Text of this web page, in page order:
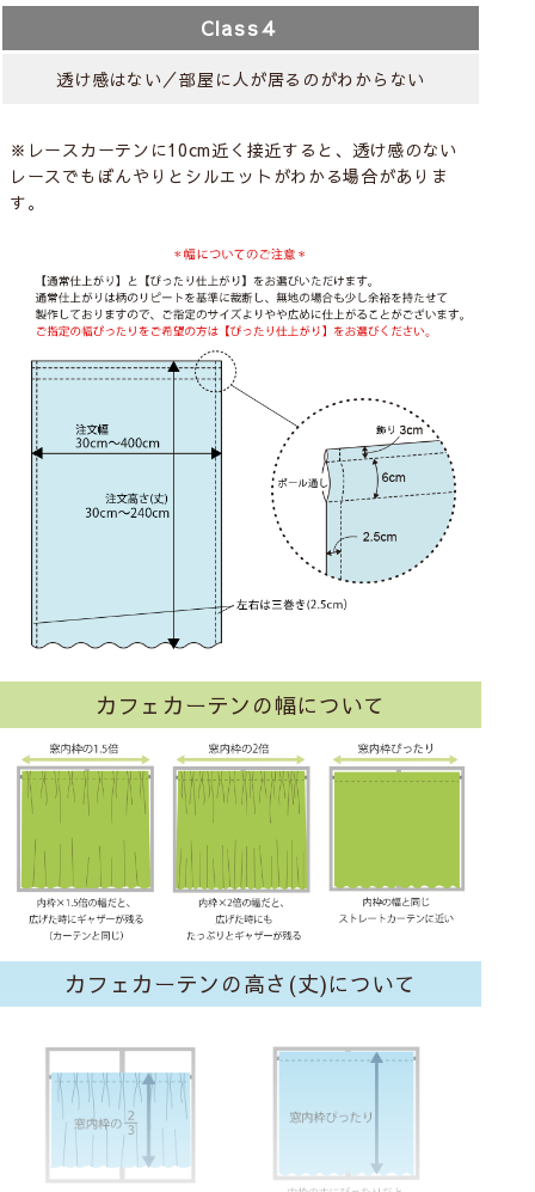
Class４
透け感はない／部屋に人が居るのがわからない
※レースカーテンに10cm近く接近すると、透け感のない
レースでもぼんやりとシルエットがわかる場合がありま
す。
カフェカーテンの幅について
カフェカーテンの高さ(丈)について